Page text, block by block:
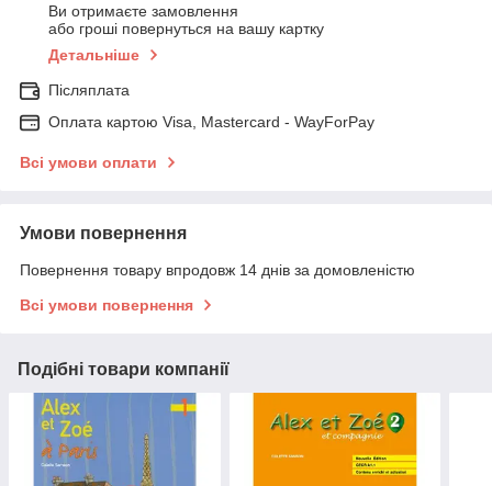
Ви отримаєте замовлення
або гроші повернуться на вашу картку
Детальніше
Післяплата
Оплата картою Visa, Mastercard - WayForPay
Всі умови оплати
Умови повернення
Повернення товару впродовж 14 днів за домовленістю
Всі умови повернення
Подібні товари компанії